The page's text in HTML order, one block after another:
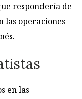
respondería de
las operaciones
en las